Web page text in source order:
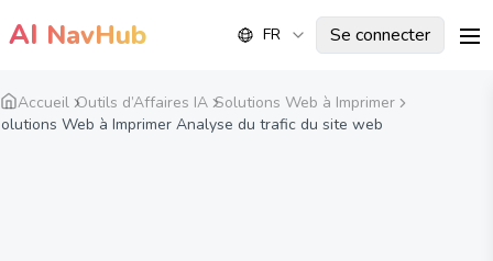
AI NavHub FR Se connecter
Accueil Outils d’Affaires IA Solutions Web à Imprimer
Web à Imprimer Analyse du trafic du site web